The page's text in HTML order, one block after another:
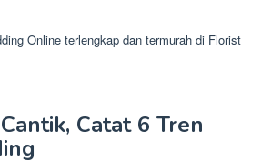
Online terlengkap dan termurah di Florist
Catat 6 Tren